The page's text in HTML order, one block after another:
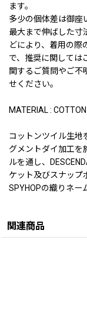
ます。
多少の個体差は御座
最大まで伸ばした寸
どにより、着用の際
で、推奨に関しては
関するご質問やご不
せください。
MATERIAL :
コットンツイル生地
グメントダイ加工を
ルを通し、
ケット及びスナップ
SPYHOPの織りネー
関連商品